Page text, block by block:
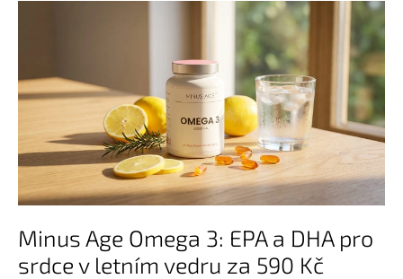
Minus Age Omega 3: EPA a DHA pro
srdce v letním vedru za 590 Kč